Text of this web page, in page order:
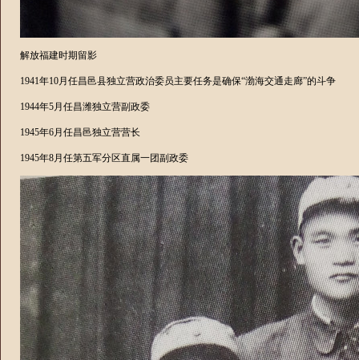
解放福建时期留影
1941年10月任昌邑县独立营政治委员主要任务是确保“渤海交通走廊”的斗争
1944年5月任昌潍独立营副政委
1945年6月任昌邑独立营营长
1945年8月任第五军分区直属一团副政委